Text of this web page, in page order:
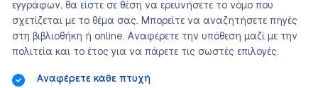
εγγράφων, θα είστε σε θέση να ερευνήσετε το νόμο που
σχετίζεται με το θέμα σας. Μπορείτε να αναζητήσετε πηγές
στη βιβλιοθήκη ή online. Αναφέρετε την υπόθεση μαζί με την
πολιτεία και το έτος για να πάρετε τις σωστές επιλογές.
Αναφέρετε κάθε πτυχή